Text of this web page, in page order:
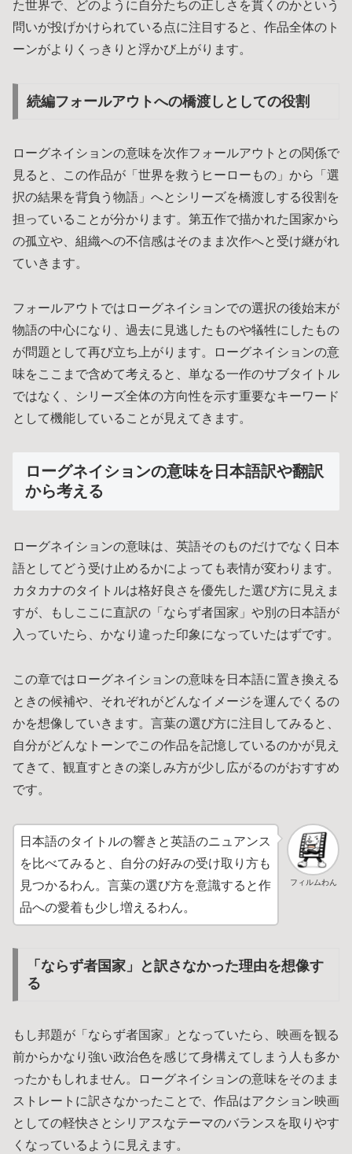
た世界で、どのように自分たちの正しさを貫くのかという
問いが投げかけられている点に注目すると、作品全体のト
ーンがよりくっきりと浮かび上がります。
続編フォールアウトへの橋渡しとしての役割
ローグネイションの意味を次作フォールアウトとの関係で
見ると、この作品が「世界を救うヒーローもの」から「選
択の結果を背負う物語」へとシリーズを橋渡しする役割を
担っていることが分かります。第五作で描かれた国家から
の孤立や、組織への不信感はそのまま次作へと受け継がれ
ていきます。
フォールアウトではローグネイションでの選択の後始末が
物語の中心になり、過去に見逃したものや犠牲にしたもの
が問題として再び立ち上がります。ローグネイションの意
味をここまで含めて考えると、単なる一作のサブタイトル
ではなく、シリーズ全体の方向性を示す重要なキーワード
として機能していることが見えてきます。
ローグネイションの意味を日本語訳や翻訳
から考える
ローグネイションの意味は、英語そのものだけでなく日本
語としてどう受け止めるかによっても表情が変わります。
カタカナのタイトルは格好良さを優先した選び方に見えま
すが、もしここに直訳の「ならず者国家」や別の日本語が
入っていたら、かなり違った印象になっていたはずです。
この章ではローグネイションの意味を日本語に置き換える
ときの候補や、それぞれがどんなイメージを運んでくるの
かを想像していきます。言葉の選び方に注目してみると、
自分がどんなトーンでこの作品を記憶しているのかが見え
てきて、観直すときの楽しみ方が少し広がるのがおすすめ
です。
フィルムわん
日本語のタイトルの響きと英語のニュアンス
を比べてみると、自分の好みの受け取り方も
見つかるわん。言葉の選び方を意識すると作
品への愛着も少し増えるわん。
「ならず者国家」と訳さなかった理由を想像す
る
もし邦題が「ならず者国家」となっていたら、映画を観る
前からかなり強い政治色を感じて身構えてしまう人も多か
ったかもしれません。ローグネイションの意味をそのまま
ストレートに訳さなかったことで、作品はアクション映画
としての軽快さとシリアスなテーマのバランスを取りやす
くなっているように見えます。